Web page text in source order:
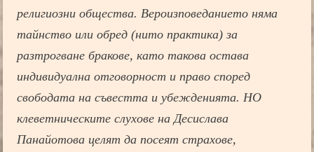
религиозни общества. Вероизповеданието няма
тайнство или обред (нито практика) за
разтрогване бракове, като такова остава
индивидуална отговорност и право според
свободата на съвестта и убежденията. НО
клеветническите слухове на Десислава
Панайотова целят да посеят страхове,